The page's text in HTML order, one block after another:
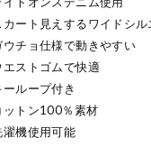
カート見えするワイドシ
ウチョ仕様で動きやすい
エストゴムで快適
ーループ付き
ットン100％素材
濯機使用可能